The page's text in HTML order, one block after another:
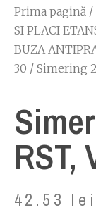
Prima pagină /
SI PLACI
BUZA
30 / Simering
RST,
42.53 lei